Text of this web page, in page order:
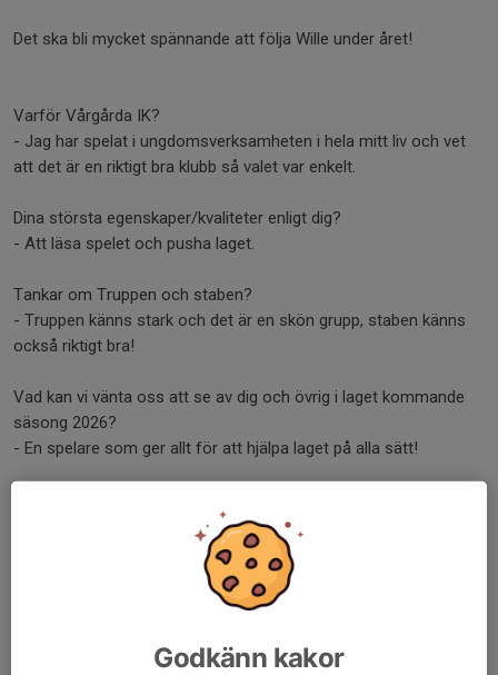
Det ska bli mycket spännande att följa Wille under året!
Varför Vårgårda IK?
- Jag har spelat i ungdomsverksamheten i hela mitt liv och vet
att det är en riktigt bra klubb så valet var enkelt.
Dina största egenskaper/kvaliteter enligt dig?
- Att läsa spelet och pusha laget.
Tankar om Truppen och staben?
- Truppen känns stark och det är en skön grupp, staben känns
också riktigt bra!
Vad kan vi vänta oss att se av dig och övrig i laget kommande
säsong 2026?
- En spelare som ger allt för att hjälpa laget på alla sätt!
Bor: Strax utanför Vårgårda
Jobb/skola: 3e året på gymnasiet
Favorit maträtt: BurgareGodkänn kakor